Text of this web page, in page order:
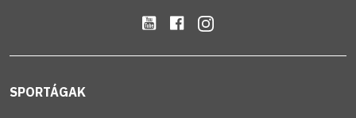
SPORTÁGAK